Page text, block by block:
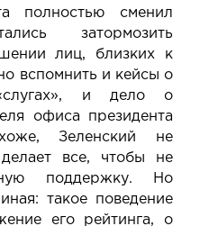
полностью сменил
затормозить
лиц, близких к
вспомнить и кейсы о
«слугах», и дело о
офиса президента
Зеленский не
все, чтобы не
поддержку. Но
такое поведение
его рейтинга, о